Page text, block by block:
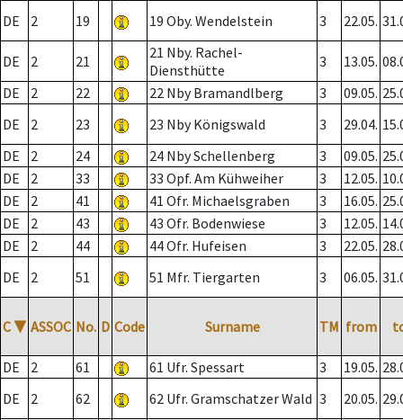
DE
2 19 19 Oby. Wendelstein 3 22.05.
DE 2 21
21 Nby. Rachel-
Diensthütte
3 13.05.
DE
2 22 22 Nby Bramandlberg 3 09.05.
DE
2 23 23 Nby Königswald 3 29.04.
DE
2 24 24 Nby Schellenberg 3 09.05.
DE
2 33 33 Opf. Am Kühweiher 3 12.05.
DE
2 41 41 Ofr. Michaelsgraben 3 16.05.
DE
2 43 43 Ofr. Bodenwiese 3 12.05.
DE
2 44 44 Ofr. Hufeisen 3 22.05.
DE
2 51 51 Mfr. Tiergarten 3 06.05.
C ▼ ASSOC No. D Code Surname TM from
DE 2 61 61 Ufr. Spessart 3 19.05.
DE
2 62 62 Ufr. Gramschatzer Wald 3 20.05.